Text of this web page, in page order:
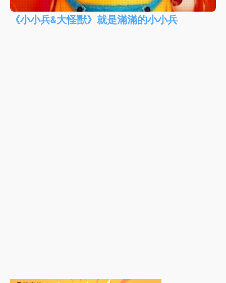
《小小兵&大怪獸》就是滿滿的小小兵